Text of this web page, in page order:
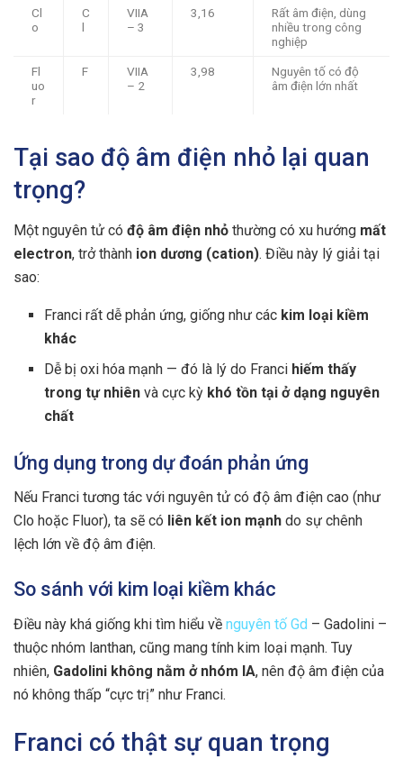
Cl
o
C
l
VIIA
– 3
3,16
Rất âm điện, dùng
nhiều trong công
nghiệp
Fl
uo
r
F
VIIA
– 2
3,98
Nguyên tố có độ
âm điện lớn nhất
Tại sao độ âm điện nhỏ lại quan
trọng?
Một nguyên tử có độ âm điện nhỏ thường có xu hướng mất
electron, trở thành ion dương (cation). Điều này lý giải tại
sao:
Franci rất dễ phản ứng, giống như các kim loại kiềm
khác
Dễ bị oxi hóa mạnh — đó là lý do Franci hiếm thấy
trong tự nhiên và cực kỳ khó tồn tại ở dạng nguyên
chất
Ứng dụng trong dự đoán phản ứng
Nếu Franci tương tác với nguyên tử có độ âm điện cao (như
Clo hoặc Fluor), ta sẽ có liên kết ion mạnh do sự chênh
lệch lớn về độ âm điện.
So sánh với kim loại kiềm khác
Điều này khá giống khi tìm hiểu về nguyên tố Gd – Gadolini –
thuộc nhóm lanthan, cũng mang tính kim loại mạnh. Tuy
nhiên, Gadolini không nằm ở nhóm IA, nên độ âm điện của
nó không thấp “cực trị” như Franci.
Franci có thật sự quan trọng